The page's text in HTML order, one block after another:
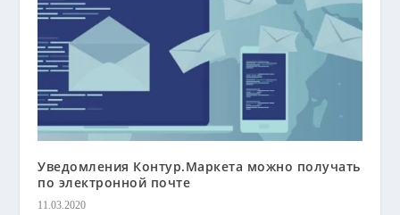
Уведомления Контур.Маркета можно получать
по электронной почте
11.03.2020